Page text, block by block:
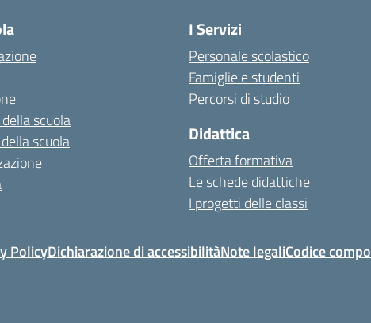
scuola
scuola
I Servizi
Personale scolastico
Famiglie e studenti
Percorsi di studio
Didattica
Offerta formativa
Le schede didattiche
I progetti delle classi
PolicyDichiarazione di accessibilitàNote legaliCodice